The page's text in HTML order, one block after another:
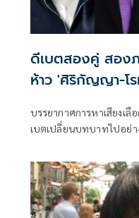
ดีเบตสองคู่ สอง
ห้าว 'ศิริกัญญา-โ
บรรยากาศการหาเสียงเ
เบตเปลี่ยนบทบาทไปอย่